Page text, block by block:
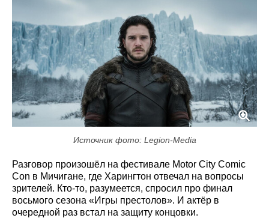
Источник фото: Legion-Media
Разговор произошёл на фестивале Motor City Comic
Con в Мичигане, где Харингтон отвечал на вопросы
зрителей. Кто-то, разумеется, спросил про финал
восьмого сезона «Игры престолов». И актёр в
очередной раз встал на защиту концовки.